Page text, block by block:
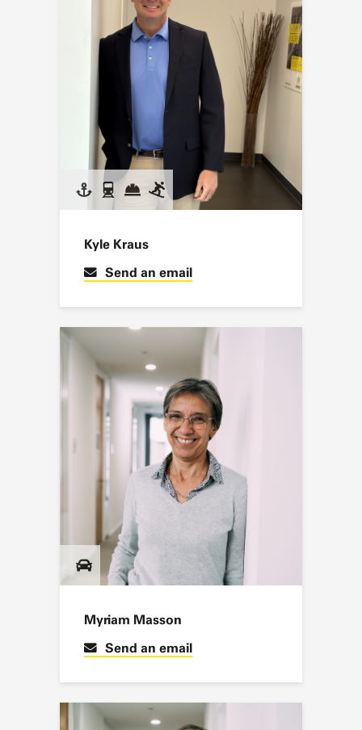
Kyle Kraus
Send an email
Myriam Masson
Send an email